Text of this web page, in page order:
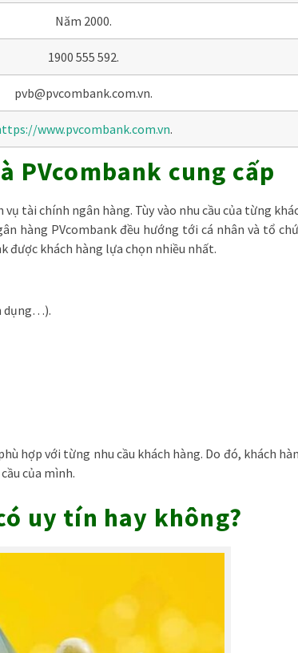
Năm 2000.
1900 555 592.
pvb@pvcombank.com.vn.
www.pvcombank.com.vn.
PVcombank cung cấp
tài chính ngân hàng. Tùy vào nhu cầu của từng
hàng PVcombank đều hướng tới cá nhân và tổ
được khách hàng lựa chọn nhiều nhất.
dụng…).
hợp với từng nhu cầu khách hàng. Do đó, khách
của mình.
uy tín hay không?